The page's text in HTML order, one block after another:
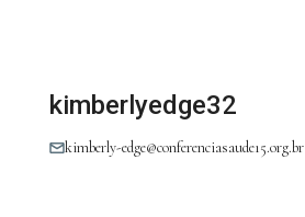
kimberlyedge32
kimberly-edge@conferenciasaude15.org.br